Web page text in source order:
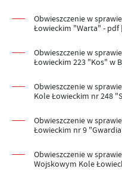
Obwieszczenie w
Łowieckim "Warta" - pdf
Obwieszczenie w
Łowieckim 223 "Kos" w
Obwieszczenie w
Kole Łowieckim nr 248
Obwieszczenie w
Łowieckim nr 9
Obwieszczenie w
Wojskowym Kole